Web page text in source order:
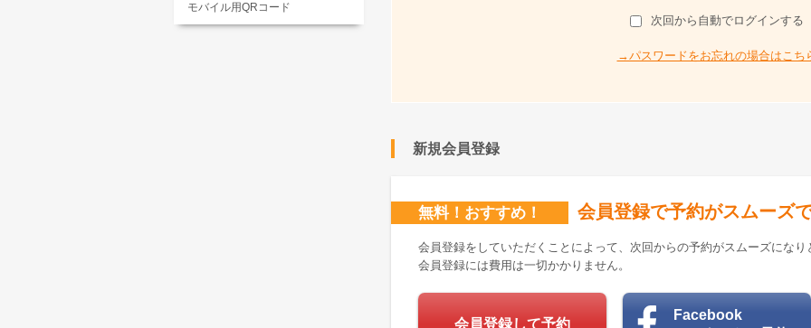
次回から自動でログインする
→パスワードをお忘れの場合はこち
新規会員登録
無料！おすすめ！ 会員登録で予約がスムーズ
会員登録をしていただくことによって、次回からの予約がスムーズになり
会員登録には費用は一切かかりません。
会員登録して予約
Facebook
モバイル用QRコード